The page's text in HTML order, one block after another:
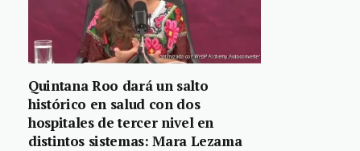
Quintana Roo dará un salto
histórico en salud con dos
hospitales de tercer nivel en
distintos sistemas: Mara Lezama